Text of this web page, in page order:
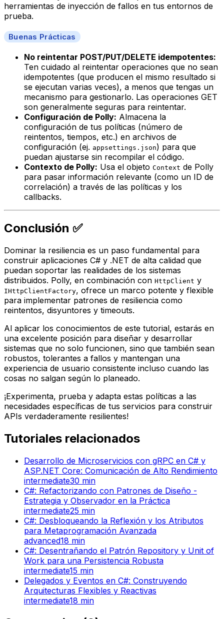
herramientas de inyección de fallos en tus entornos de
prueba.
Buenas Prácticas
No reintentar POST/PUT/DELETE idempotentes:
Ten cuidado al reintentar operaciones que no sean
idempotentes (que producen el mismo resultado si
se ejecutan varias veces), a menos que tengas un
mecanismo para gestionarlo. Las operaciones GET
son generalmente seguras para reintentar.
Configuración de Polly: Almacena la
configuración de tus políticas (número de
reintentos, tiempos, etc.) en archivos de
configuración (ej. appsettings.json) para que
puedan ajustarse sin recompilar el código.
Contexto de Polly: Usa el objeto Context de Polly
para pasar información relevante (como un ID de
correlación) a través de las políticas y los
callbacks.
Conclusión ✅
Dominar la resiliencia es un paso fundamental para
construir aplicaciones C# y .NET de alta calidad que
puedan soportar las realidades de los sistemas
distribuidos. Polly, en combinación con HttpClient y
IHttpClientFactory, ofrece un marco potente y flexible
para implementar patrones de resiliencia como
reintentos, disyuntores y timeouts.
Al aplicar los conocimientos de este tutorial, estarás en
una excelente posición para diseñar y desarrollar
sistemas que no solo funcionen, sino que también sean
robustos, tolerantes a fallos y mantengan una
experiencia de usuario consistente incluso cuando las
cosas no salgan según lo planeado.
¡Experimenta, prueba y adapta estas políticas a las
necesidades específicas de tus servicios para construir
APIs verdaderamente resilientes!
Tutoriales relacionados
Desarrollo de Microservicios con gRPC en C# y
ASP.NET Core: Comunicación de Alto Rendimiento
intermediate30 min
C#: Refactorizando con Patrones de Diseño -
Estrategia y Observador en la Práctica
intermediate25 min
C#: Desbloqueando la Reflexión y los Atributos
para Metaprogramación Avanzada
advanced18 min
C#: Desentrañando el Patrón Repository y Unit of
Work para una Persistencia Robusta
intermediate15 min
Delegados y Eventos en C#: Construyendo
Arquitecturas Flexibles y Reactivas
intermediate18 min